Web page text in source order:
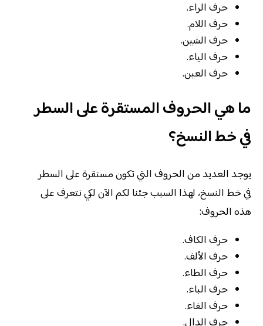
حرف الراء.
حرف اللام.
حرف الشين.
حرف الياء.
حرف العين.
ما هي الحروف المستقرة على السطر
في خط النسخ؟
يوجد العديد من الحروف التي تكون مستقرة على السطر
في خط النسخ، لهذا السبب جئنا لكم الآن لكي نتعرف على
هذه الحروف:
حرف الكاف.
حرف الألف.
حرف الطاء.
حرف الباء.
حرف الفاء.